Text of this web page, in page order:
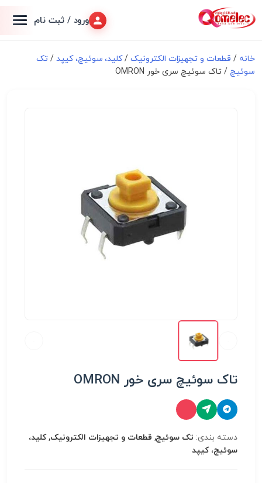
ورود / ثبت نام
خانه / قطعات و تجهیزات الکترونیک/کلید، سوئیچ، کیپد/ تک
سوئیچ / تاک سوئیچ سری خور OMRON
تاک سوئیچ سری خور OMRON
دسته بندی: تک سوئیچ, قطعات و تجهیزات الکترونیک, کلید،
سوئیچ، کیپد